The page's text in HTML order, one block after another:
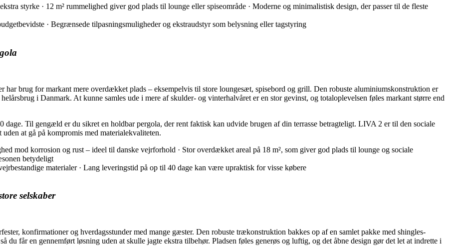
styrke · 12 m² rummelighed giver god plads til lounge eller spiseområde · Moderne og minimalistisk design, der passer til de fleste
· Begrænsede tilpasningsmuligheder og ekstraudstyr som belysning eller tagstyring
brug for markant mere overdækket plads – eksempelvis til store loungesæt, spisebord og grill. Den robuste aluminiumskonstruktion er
i Danmark. At kunne samles ude i mere af skulder- og vinterhalvåret er en stor gevinst, og totaloplevelsen føles markant større end
Til gengæld er du sikret en holdbar pergola, der rent faktisk kan udvide brugen af din terrasse betragteligt. LIVA 2 er til den sociale
at gå på kompromis med materialekvaliteten.
mod korrosion og rust – ideel til danske vejrforhold · Stor overdækket areal på 18 m², som giver god plads til lounge og sociale
betydeligt
materialer · Lang leveringstid på op til 40 dage kan være upraktisk for visse købere
selskaber
konfirmationer og hverdagsstunder med mange gæster. Den robuste trækonstruktion bakkes op af en samlet pakke med shingles-
får en gennemført løsning uden at skulle jagte ekstra tilbehør. Pladsen føles generøs og luftig, og det åbne design gør det let at indrette i